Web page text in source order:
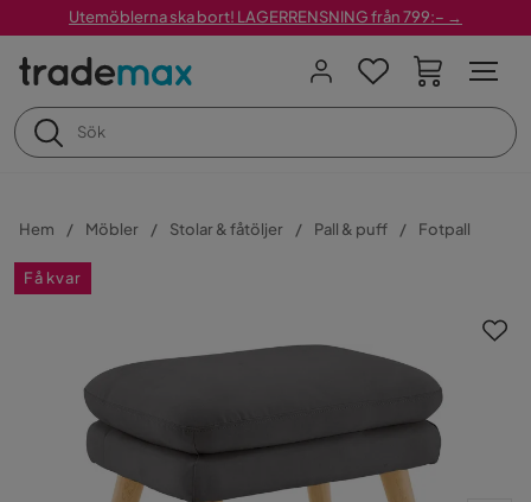
Utemöblerna ska bort! LAGERRENSNING från 799:– →
Hem Möbler Stolar & fåtöljer Pall & puff Fotpall
Få kvar